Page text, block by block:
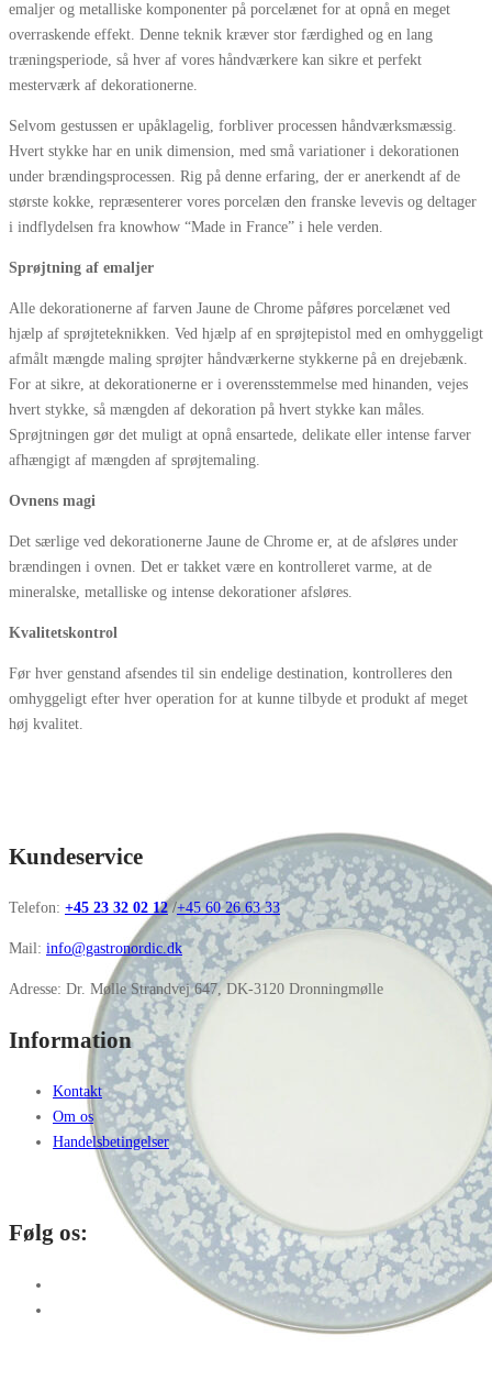
emaljer og metalliske komponenter på porcelænet for at opnå en meget
overraskende effekt. Denne teknik kræver stor færdighed og en lang
træningsperiode, så hver af vores håndværkere kan sikre et perfekt
mesterværk af dekorationerne.
Selvom gestussen er upåklagelig, forbliver processen håndværksmæssig.
Hvert stykke har en unik dimension, med små variationer i dekorationen
under brændingsprocessen. Rig på denne erfaring, der er anerkendt af de
største kokke, repræsenterer vores porcelæn den franske levevis og deltager
i indflydelsen fra knowhow “Made in France” i hele verden.
Sprøjtning af emaljer
Alle dekorationerne af farven Jaune de Chrome påføres porcelænet ved
hjælp af sprøjteteknikken. Ved hjælp af en sprøjtepistol med en omhyggeligt
afmålt mængde maling sprøjter håndværkerne stykkerne på en drejebænk.
For at sikre, at dekorationerne er i overensstemmelse med hinanden, vejes
hvert stykke, så mængden af ​​dekoration på hvert stykke kan måles.
Sprøjtningen gør det muligt at opnå ensartede, delikate eller intense farver
afhængigt af mængden af ​​sprøjtemaling.
Ovnens magi
Det særlige ved dekorationerne Jaune de Chrome er, at de afsløres under
brændingen i ovnen. Det er takket være en kontrolleret varme, at de
mineralske, metalliske og intense dekorationer afsløres.
Kvalitetskontrol
Før hver genstand afsendes til sin endelige destination, kontrolleres den
omhyggeligt efter hver operation for at kunne tilbyde et produkt af meget
høj kvalitet.
Kundeservice
Telefon: +45 23 32 02 12/+45 60 26 63 33
Mail: info@gastronordic.dk
Adresse: Dr. Mølle Strandvej 647, DK-3120 Dronningmølle
Information
Kontakt
Om os
Handelsbetingelser
Følg os: